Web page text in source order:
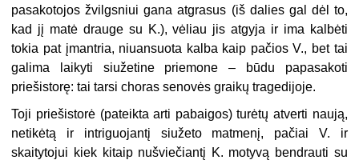
pasakotojos žvilgsniui gana atgrasus (iš dalies gal dėl to,
kad jį matė drauge su K.), vėliau jis atgyja ir ima kalbėti
tokia pat įmantria, niuansuota kalba kaip pačios V., bet tai
galima laikyti siužetine priemone – būdu papasakoti
priešistorę: tai tarsi choras senovės graikų tragedijoje.
Toji priešistorė (pateikta arti pabaigos) turėtų atverti naują,
netikėtą ir intriguojantį siužeto matmenį, pačiai V. ir
skaitytojui kiek kitaip nušviečiantį K. motyvą bendrauti su